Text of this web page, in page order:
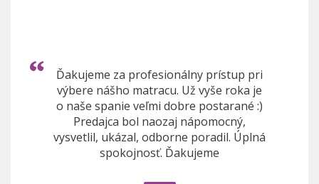
Ďakujeme za profesionálny prístup pri
výbere nášho matracu. Už vyše roka je
o naše spanie veľmi dobre postarané :)
Predajca bol naozaj nápomocný,
vysvetlil, ukázal, odborne poradil. Úplná
spokojnosť. Ďakujeme